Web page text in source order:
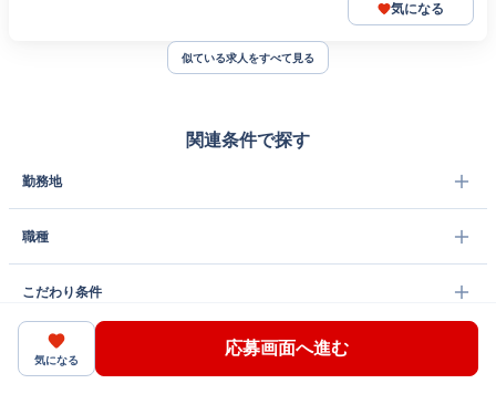
気になる
似ている求人をすべて見る
関連条件で探す
勤務地
職種
こだわり条件
雇用形態
気になる
応募画面へ進む